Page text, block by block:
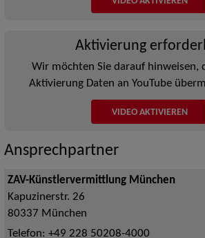
Aktivierung
Wir möchten Sie darauf hinweisen,
Aktivierung Daten an YouTube
VIDEO AKTIVIEREN
Ansprechpartner
ZAV-Künstlervermittlung München
Kapuzinerstr. 26
80337 München
Telefon: +49 228 50208-4000